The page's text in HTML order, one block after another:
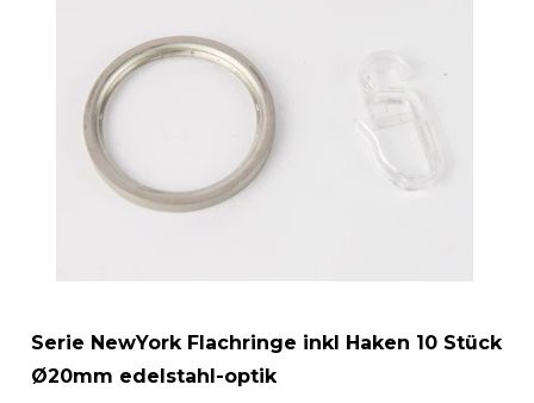
Serie NewYork Flachringe inkl Haken 10 Stück
Ø20mm edelstahl-optik